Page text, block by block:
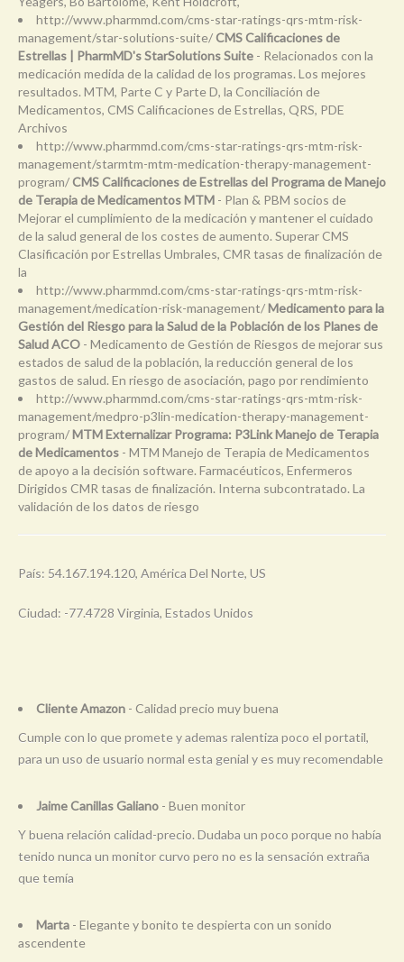
http://www.pharmmd.com/cms-star-ratings-qrs-mtm-risk-
management/star-solutions-suite/CMS Calificaciones de
Estrellas | PharmMD's StarSolutions Suite - Relacionados con la
medicación medida de la calidad de los programas. Los mejores
resultados. MTM, Parte C y Parte D, la Conciliación de
Medicamentos, CMS Calificaciones de Estrellas, QRS, PDE
Archivos
http://www.pharmmd.com/cms-star-ratings-qrs-mtm-risk-
management/starmtm-mtm-medication-therapy-management-
program/CMS Calificaciones de Estrellas del Programa de Manejo
de Terapia de Medicamentos MTM - Plan & PBM socios de
Mejorar el cumplimiento de la medicación y mantener el cuidado
de la salud general de los costes de aumento. Superar CMS
Clasificación por Estrellas Umbrales, CMR tasas de finalización de
la
http://www.pharmmd.com/cms-star-ratings-qrs-mtm-risk-
management/medication-risk-management/Medicamento para la
Gestión del Riesgo para la Salud de la Población de los Planes de
Salud ACO - Medicamento de Gestión de Riesgos de mejorar sus
estados de salud de la población, la reducción general de los
gastos de salud. En riesgo de asociación, pago por rendimiento
http://www.pharmmd.com/cms-star-ratings-qrs-mtm-risk-
management/medpro-p3lin-medication-therapy-management-
program/MTM Externalizar Programa: P3Link Manejo de Terapia
de Medicamentos - MTM Manejo de Terapia de Medicamentos
de apoyo a la decisión software. Farmacéuticos, Enfermeros
Dirigidos CMR tasas de finalización. Interna subcontratado. La
validación de los datos de riesgo
País: 54.167.194.120, América Del Norte, US
Ciudad: -77.4728 Virginia, Estados Unidos
Cliente Amazon - Calidad precio muy buena
Cumple con lo que promete y ademas ralentiza poco el portatil,
para un uso de usuario normal esta genial y es muy recomendable
Jaime Canillas Galiano - Buen monitor
Y buena relación calidad-precio. Dudaba un poco porque no había
tenido nunca un monitor curvo pero no es la sensación extraña
que temía
Marta - Elegante y bonito te despierta con un sonido
ascendente